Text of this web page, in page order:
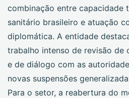
combinação entre capacidade
sanitário brasileiro e atuação
diplomática. A entidade
trabalho intenso de revisão de
e de diálogo com as
novas suspensões
Para o setor, a reabertura do